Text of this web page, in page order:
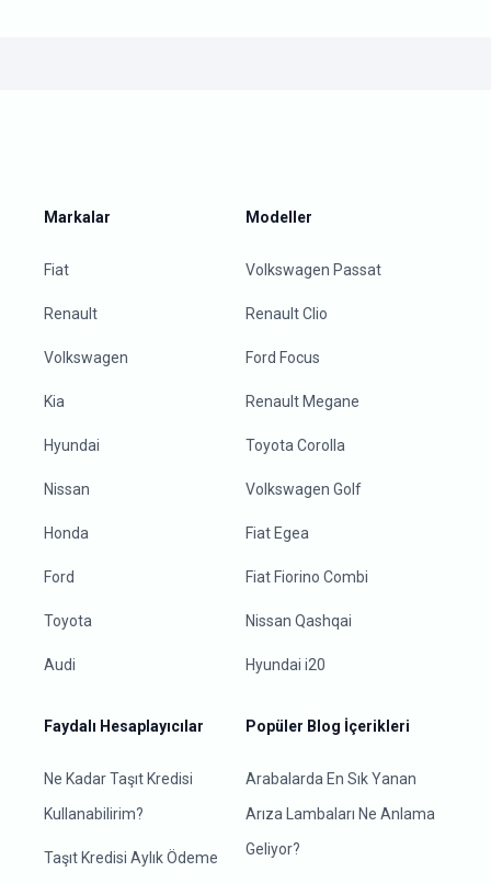
Markalar
Fiat
Renault
Volkswagen
Kia
Hyundai
Nissan
Honda
Ford
Toyota
Audi
Modeller
Volkswagen Passat
Renault Clio
Ford Focus
Renault Megane
Toyota Corolla
Volkswagen Golf
Fiat Egea
Fiat Fiorino Combi
Nissan Qashqai
Hyundai i20
Faydalı Hesaplayıcılar
Ne Kadar Taşıt Kredisi
Kullanabilirim?
Taşıt Kredisi Aylık Ödeme
Popüler Blog İçerikleri
Arabalarda En Sık Yanan
Arıza Lambaları Ne Anlama
Geliyor?